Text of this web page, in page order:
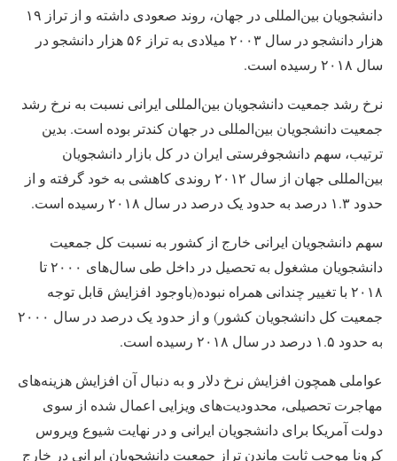
دانشجویان بین‌المللی در جهان، روند صعودی داشته و از تراز ۱۹
هزار دانشجو در سال ۲۰۰۳ میلادی به تراز ۵۶ هزار دانشجو در
سال ۲۰۱۸ رسیده است.
نرخ رشد جمعیت دانشجویان بین‌المللی ایرانی نسبت به نرخ رشد
جمعیت دانشجویان بین‌المللی در جهان کندتر بوده است. بدین
ترتیب، سهم دانشجوفرستی ایران در کل بازار دانشجویان
بین‌المللی جهان از سال ۲۰۱۲ روندی کاهشی به خود گرفته و از
حدود ۱.۳ درصد به حدود یک درصد در سال ۲۰۱۸ رسیده است.
سهم دانشجویان ایرانی خارج از کشور به نسبت کل جمعیت
دانشجویان مشغول به تحصیل در داخل طی سال­‌های ۲۰۰۰ تا
۲۰۱۸ با تغییر چندانی همراه نبوده(باوجود افزایش قابل توجه
جمعیت کل دانشجویان کشور) و از حدود یک درصد در سال ۲۰۰۰
به حدود ۱.۵ درصد در سال ۲۰۱۸ رسیده است.
عواملی همچون افزایش نرخ دلار و به دنبال آن افزایش هزینه­‌های
مهاجرت تحصیلی، محدودیت­‌های ویزایی اعمال شده از سوی
دولت آمریکا برای دانشجویان ایرانی و در نهایت شیوع ویروس
کرونا موجب ثابت ماندن تراز جمعیت دانشجویان ایرانی در خارج